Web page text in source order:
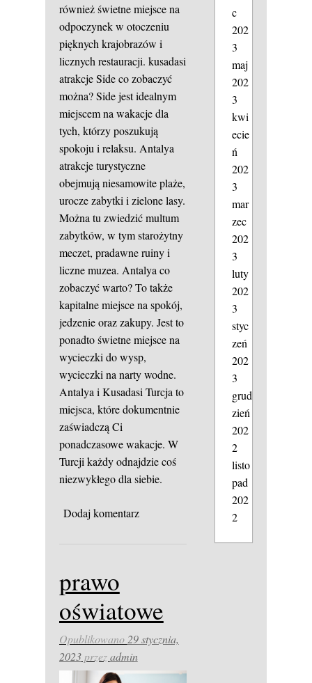
również świetne miejsce na
odpoczynek w otoczeniu
pięknych krajobrazów i
licznych restauracji. kusadasi
atrakcjeSide co zobaczyć
można? Side jest idealnym
miejscem na wakacje dla
tych, którzy poszukują
spokoju i relaksu. Antalya
atrakcje turystyczne
obejmują niesamowite plaże,
urocze zabytki i zielone lasy.
Można tu zwiedzić multum
zabytków, w tym starożytny
meczet, pradawne ruiny i
liczne muzea. Antalya co
zobaczyć warto? To także
kapitalne miejsce na spokój,
jedzenie oraz zakupy. Jest to
ponadto świetne miejsce na
wycieczki do wysp,
wycieczki na narty wodne.
Antalya i Kusadasi Turcja to
miejsca, które dokumentnie
zaświadczą Ci
ponadczasowe wakacje. W
Turcji każdy odnajdzie coś
niezwykłego dla siebie.
Dodaj komentarz
prawo
oświatowe
Opublikowano29 stycznia,
2023przezadmin
c
202
3
maj
202
3
kwi
ecie
ń
202
3
mar
zec
202
3
luty
202
3
styc
zeń
202
3
grud
zień
202
2
listo
pad
202
2